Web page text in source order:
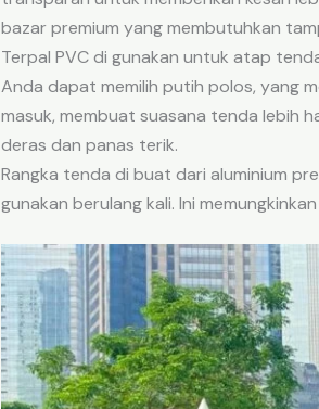
bazar premium yang membutuhkan
Terpal PVC di gunakan untuk atap
Anda dapat memilih putih polos, yang
masuk, membuat suasana tenda lebih
deras dan panas terik.
Rangka tenda di buat dari aluminium
gunakan berulang kali. Ini